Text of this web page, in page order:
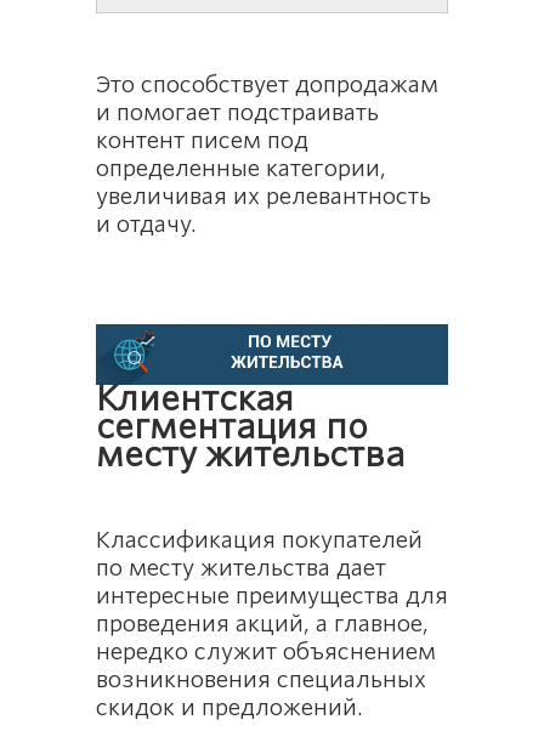
Это способствует допродажам
и помогает подстраивать
контент писем под
определенные категории,
увеличивая их релевантность
и отдачу.
Клиентская
сегментация по
месту жительства
Классификация покупателей
по месту жительства дает
интересные преимущества для
проведения акций, а главное,
нередко служит объяснением
возникновения специальных
скидок и предложений.